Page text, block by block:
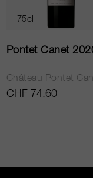
75cl
Pontet Canet
Château Pontet
CHF 74.60